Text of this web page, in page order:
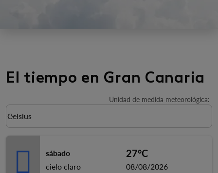
El tiempo en Gran Canaria
Unidad de medida meteorológica:
Weather unit option Celsius Selected
Celsius
keyboard_arrow_down
sábado
cielo claro
27°C
08/08/2026